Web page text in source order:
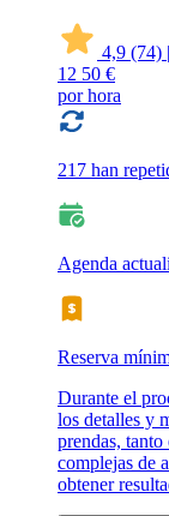
4,9 (74) |
12 50 €
por hora
217 han
Agenda
Reserva
Durante el
los detalles y
prendas, tanto
complejas de
obtener